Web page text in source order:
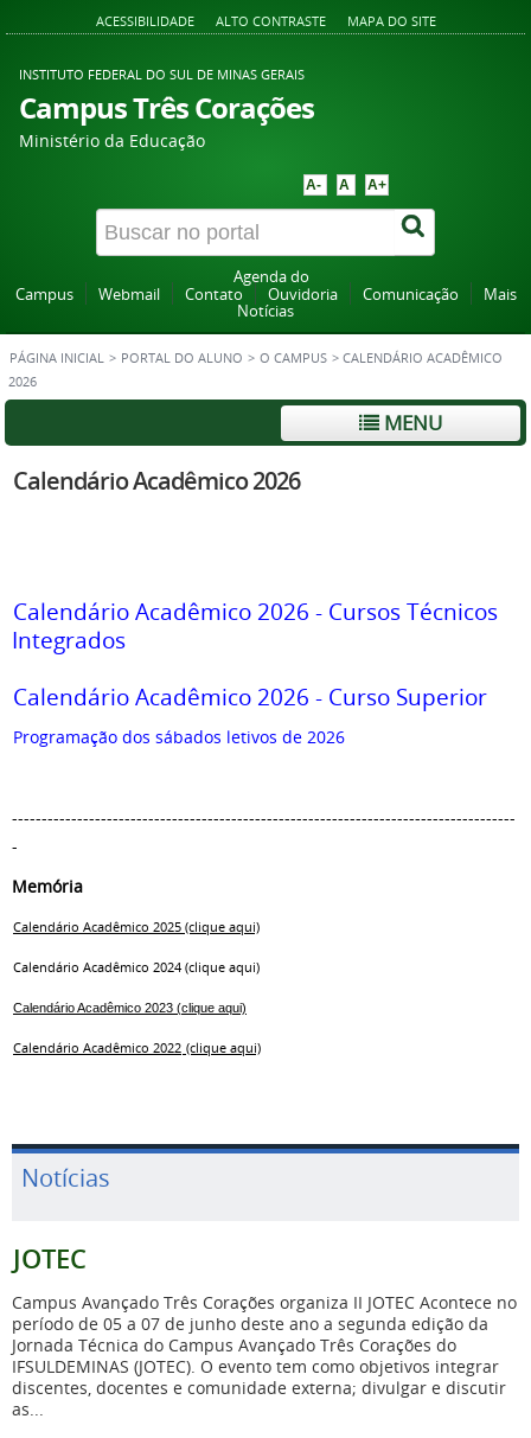
ACESSIBILIDADE ALTO CONTRASTE MAPA DO SITE
INSTITUTO FEDERAL DO SUL DE MINAS GERAIS
Campus Três Corações
Ministério da Educação
A- A A+
Agenda do
Campus
Webmail Contato Ouvidoria Comunicação
Mais
Notícias
PÁGINA INICIAL > PORTAL DO ALUNO > O CAMPUS > CALENDÁRIO ACADÊMICO
2026
MENU
Calendário Acadêmico 2026
Calendário Acadêmico 2026 - Cursos Técnicos
Integrados
Calendário Acadêmico 2026 - Curso Superior
Programação dos sábados letivos de 2026
-------------------------------------------------------------------------------------
-
Memória
Calendário Acadêmico 2025 (clique aqui)
Calendário Acadêmico 2024 (clique aqui)
Calendário Acadêmico 2023 (clique aqui)
Calendário Acadêmico 2022 (clique aqui)
Notícias
JOTEC
Campus Avançado Três Corações organiza II JOTEC Acontece no
período de 05 a 07 de junho deste ano a segunda edição da
Jornada Técnica do Campus Avançado Três Corações do
IFSULDEMINAS (JOTEC). O evento tem como objetivos integrar
discentes, docentes e comunidade externa; divulgar e discutir
as...